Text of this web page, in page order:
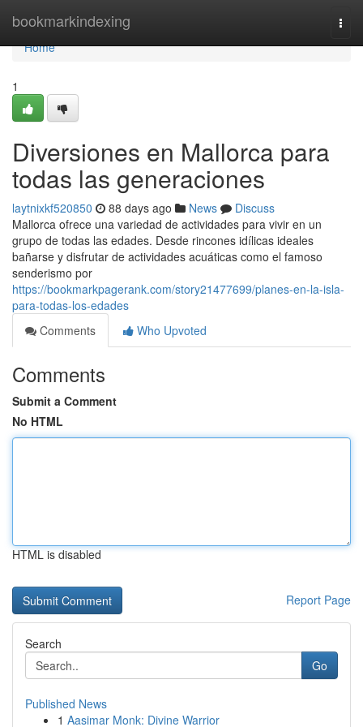
bookmarkindexing
Home
Home
1
Diversiones en Mallorca para
todas las generaciones
laytnixkf520850 88 days ago News
Discuss
Mallorca ofrece una variedad de actividades para vivir en un
grupo de todas las edades. Desde rincones idílicas ideales
bañarse y disfrutar de actividades acuáticas como el famoso
senderismo por
https://bookmarkpagerank.com/story21477699/planes-en-la-isla-
para-todas-los-edades
Comments
Who Upvoted
Comments
Submit a Comment
No HTML
HTML is disabled
Report Page
Search
Go
Published News
1 Aasimar Monk: Divine Warrior